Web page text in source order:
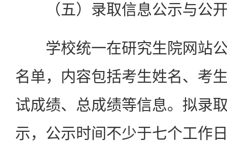
（五）录取信息公示与公
学校统一在研究生院网站公
名单，内容包括考生姓名、考
试成绩、总成绩等信息。拟录
示，公示时间不少于七个工作